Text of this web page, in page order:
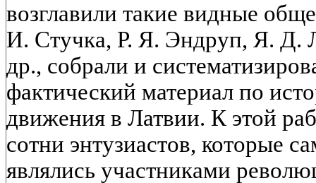
возглавили такие видные
И. Стучка, Р. Я. Эндруп, Я. Д.
др., собрали и
фактический материал по
движения в Латвии. К этой
сотни энтузиастов, которые
являлись участниками